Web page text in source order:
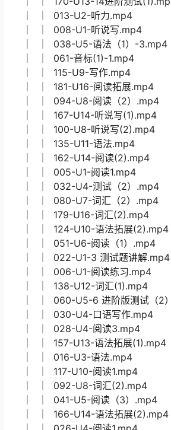
└─Oxford Discover
├─【Tina 老师】OD一级别精讲课
│ │ 133-U11-听力.mp4
│ │ 119-U10-阅读(3).mp4
│ │ 044-U5-听力(2)-(口语）
│ │ 007-U1-拓展词汇.mp4
│ │ 027-U4-阅读2.mp4
│ │ 042-U5-阅读（4）.mp4
│ │ 024-U-4 语法.mp4
│ │ 154-U13-阅读(1).mp4
│ │ 170-U13-14进阶测试(1).mp4
│ │ 013-U2-听力.mp4
│ │ 008-U1-听说写.mp4
│ │ 038-U5-语法（1）-3.mp4
│ │ 061-音标(1)-1.mp4
│ │ 115-U9-写作.mp4
│ │ 181-U16-阅读拓展.mp4
│ │ 094-U8-阅读（2）.mp4
│ │ 167-U14-听说写(1).mp4
│ │ 100-U8-听说写(2).mp4
│ │ 135-U11-语法.mp4
│ │ 162-U14-阅读(2).mp4
│ │ 005-U1-阅读1.mp4
│ │ 032-U4-测试（2）.mp4
│ │ 080-U7-词汇（2）.mp4
│ │ 179-U16-词汇(2).mp4
│ │ 124-U10-语法拓展(2).mp4
│ │ 051-U6-阅读（1）.mp4
│ │ 022-U1-3 测试题讲解.mp4